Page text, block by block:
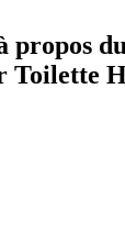
propos
Toilette